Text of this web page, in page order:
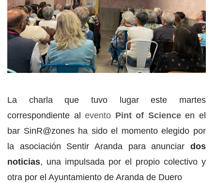
La charla que tuvo lugar este martes
correspondiente al evento Pint of Scienceen el
bar SinR@zones ha sido el momento elegido por
la asociación Sentir Aranda para anunciar dos
noticias, una impulsada por el propio colectivo y
otra por el Ayuntamiento de Aranda de Duero